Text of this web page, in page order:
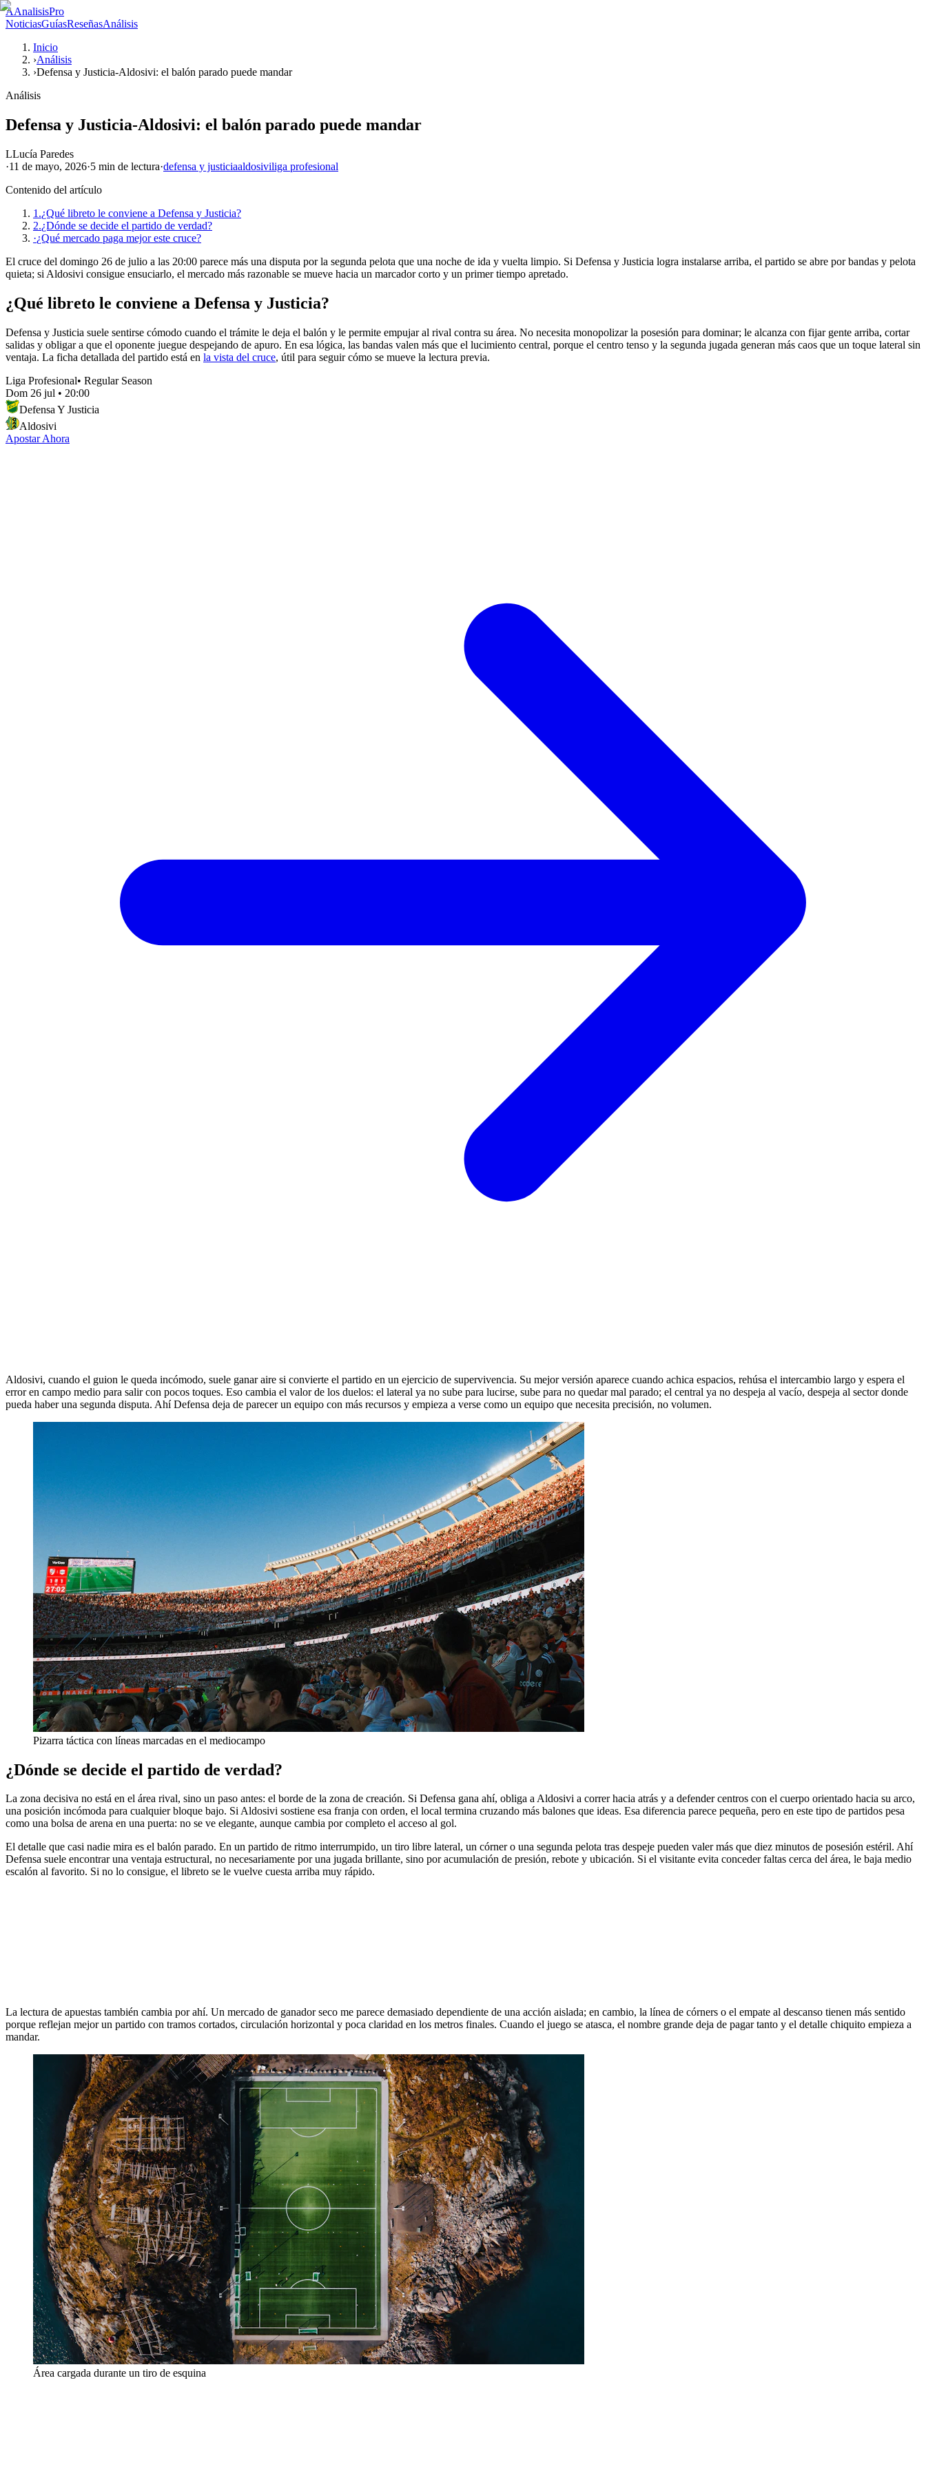
AAnalisisPro
NoticiasGuíasReseñasAnálisis
Inicio
›Análisis
›Defensa y Justicia-Aldosivi: el balón parado puede mandar
Análisis
Defensa y Justicia-Aldosivi: el balón parado puede mandar
LLucía Paredes
·11 de mayo, 2026·5 min de lectura·defensa y justiciaaldosiviliga profesional
Contenido del artículo
1.¿Qué libreto le conviene a Defensa y Justicia?
2.¿Dónde se decide el partido de verdad?
·¿Qué mercado paga mejor este cruce?
El cruce del domingo 26 de julio a las 20:00 parece más una disputa por la segunda pelota que una noche de ida y vuelta limpio. Si Defensa y Justicia logra instalarse arriba, el partido se abre por bandas y pelota
quieta; si Aldosivi consigue ensuciarlo, el mercado más razonable se mueve hacia un marcador corto y un primer tiempo apretado.
¿Qué libreto le conviene a Defensa y Justicia?
Defensa y Justicia suele sentirse cómodo cuando el trámite le deja el balón y le permite empujar al rival contra su área. No necesita monopolizar la posesión para dominar; le alcanza con fijar gente arriba, cortar
salidas y obligar a que el oponente juegue despejando de apuro. En esa lógica, las bandas valen más que el lucimiento central, porque el centro tenso y la segunda jugada generan más caos que un toque lateral sin
ventaja. La ficha detallada del partido está en la vista del cruce, útil para seguir cómo se mueve la lectura previa.
Liga Profesional• Regular Season
Dom 26 jul • 20:00
Defensa Y Justicia
Aldosivi
Apostar Ahora
Aldosivi, cuando el guion le queda incómodo, suele ganar aire si convierte el partido en un ejercicio de supervivencia. Su mejor versión aparece cuando achica espacios, rehúsa el intercambio largo y espera el
error en campo medio para salir con pocos toques. Eso cambia el valor de los duelos: el lateral ya no sube para lucirse, sube para no quedar mal parado; el central ya no despeja al vacío, despeja al sector donde
pueda haber una segunda disputa. Ahí Defensa deja de parecer un equipo con más recursos y empieza a verse como un equipo que necesita precisión, no volumen.
Pizarra táctica con líneas marcadas en el mediocampo
¿Dónde se decide el partido de verdad?
La zona decisiva no está en el área rival, sino un paso antes: el borde de la zona de creación. Si Defensa gana ahí, obliga a Aldosivi a correr hacia atrás y a defender centros con el cuerpo orientado hacia su arco,
una posición incómoda para cualquier bloque bajo. Si Aldosivi sostiene esa franja con orden, el local termina cruzando más balones que ideas. Esa diferencia parece pequeña, pero en este tipo de partidos pesa
como una bolsa de arena en una puerta: no se ve elegante, aunque cambia por completo el acceso al gol.
El detalle que casi nadie mira es el balón parado. En un partido de ritmo interrumpido, un tiro libre lateral, un córner o una segunda pelota tras despeje pueden valer más que diez minutos de posesión estéril. Ahí
Defensa suele encontrar una ventaja estructural, no necesariamente por una jugada brillante, sino por acumulación de presión, rebote y ubicación. Si el visitante evita conceder faltas cerca del área, le baja medio
escalón al favorito. Si no lo consigue, el libreto se le vuelve cuesta arriba muy rápido.
La lectura de apuestas también cambia por ahí. Un mercado de ganador seco me parece demasiado dependiente de una acción aislada; en cambio, la línea de córners o el empate al descanso tienen más sentido
porque reflejan mejor un partido con tramos cortados, circulación horizontal y poca claridad en los metros finales. Cuando el juego se atasca, el nombre grande deja de pagar tanto y el detalle chiquito empieza a
mandar.
Área cargada durante un tiro de esquina